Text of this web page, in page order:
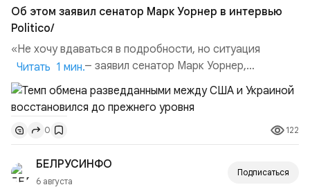
Об этом заявил сенатор Марк Уорнер в интервью
Politico/
«Не хочу вдаваться в подробности, но ситуация
улучшилась», — заявил сенатор Марк Уорнер,
высокопоставленный член комитета по разведке,
добавив, что использование Украиной беспилотников и
ракет большой дальности позволило ей наносить
удары вглубь российской территории и укрепило её
позиции.Сотрудничество со стороны США стало
ключом к позитивному пов...
Читать 1 мин.
0 122
БЕЛРУСИНФО
6 августа
Подписаться